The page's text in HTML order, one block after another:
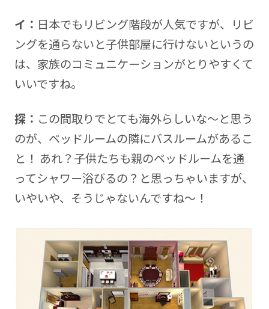
イ： 日本でもリビング階段が人気ですが、リビ
ングを通らないと子供部屋に行けないというの
は、家族のコミュニケーションがとりやすくて
いいですね。
探： この間取りでとても海外らしいな～と思う
のが、ベッドルームの隣にバスルームがあるこ
と！ あれ？子供たちも親のベッドルームを通
ってシャワー浴びるの？と思っちゃいますが、
いやいや、そうじゃないんですね～！